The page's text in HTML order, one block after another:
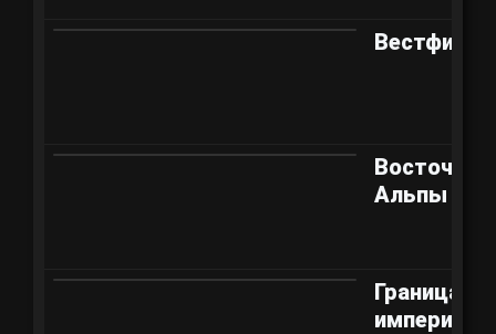
Вестфилд
Восточные
Альпы
Граница
империи